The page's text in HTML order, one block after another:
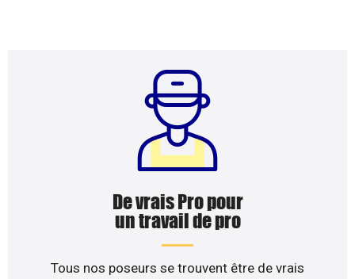
De vrais Pro pour
un travail de pro
Tous nos poseurs se trouvent être de vrais